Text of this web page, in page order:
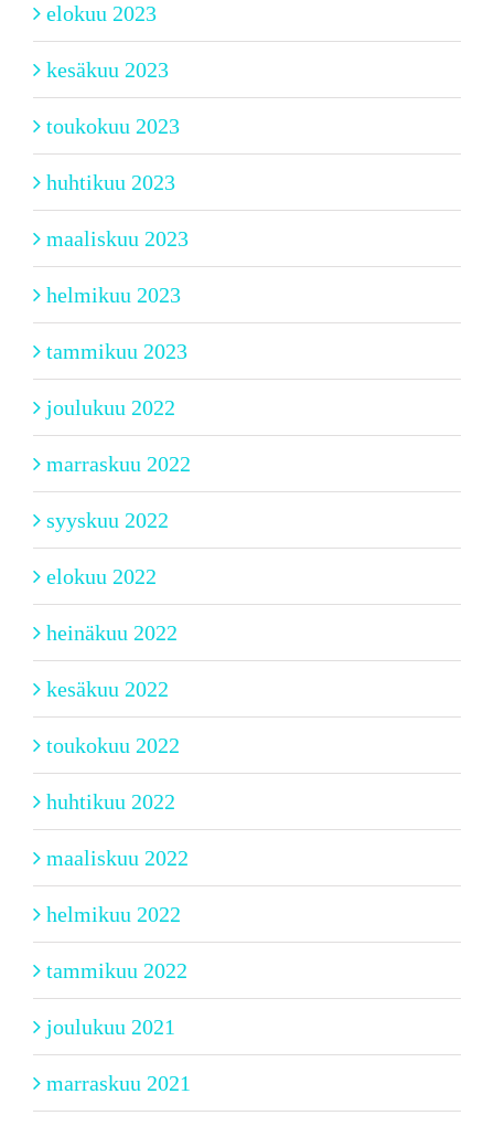
elokuu 2023
kesäkuu 2023
toukokuu 2023
huhtikuu 2023
maaliskuu 2023
helmikuu 2023
tammikuu 2023
joulukuu 2022
marraskuu 2022
syyskuu 2022
elokuu 2022
heinäkuu 2022
kesäkuu 2022
toukokuu 2022
huhtikuu 2022
maaliskuu 2022
helmikuu 2022
tammikuu 2022
joulukuu 2021
marraskuu 2021